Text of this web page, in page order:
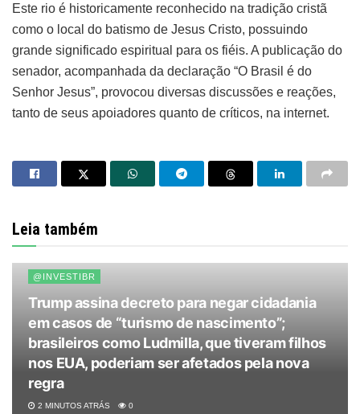
Este rio é historicamente reconhecido na tradição cristã
como o local do batismo de Jesus Cristo, possuindo
grande significado espiritual para os fiéis. A publicação do
senador, acompanhada da declaração “O Brasil é do
Senhor Jesus”, provocou diversas discussões e reações,
tanto de seus apoiadores quanto de críticos, na internet.
Leia também
@INVESTIBR
Trump assina decreto para negar cidadania
em casos de “turismo de nascimento”;
brasileiros como Ludmilla, que tiveram filhos
nos EUA, poderiam ser afetados pela nova
regra
2 MINUTOS ATRÁS 0